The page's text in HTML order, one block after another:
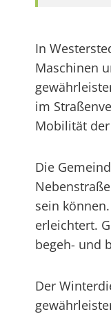
In
Maschinen
im
Mobilität
Die
sein
erleichtert.
begeh- und
Der